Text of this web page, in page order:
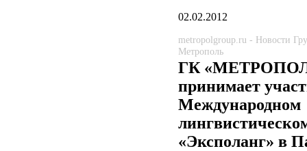
02.02.2012
metropolgroup.ru - Новости
Метрополь
ГК
принимает
Международном
«Эксполанг» в